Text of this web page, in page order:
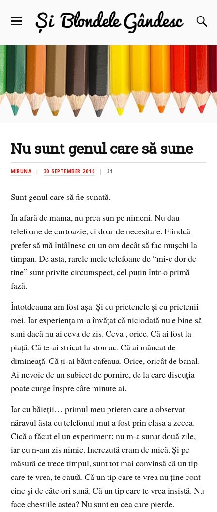
Nu sunt genul care să sune
MIRUNA 30 SEPTEMBER 2010 31
Sunt genul care să fie sunată.
În afară de mama, nu prea sun pe nimeni. Nu dau
telefoane de curtoazie, ci doar de necesitate. Fiindcă
prefer să mă întâlnesc cu un om decât să fac muşchi la
timpan. De asta, rarele mele telefoane de “mi-e dor de
tine” sunt privite circumspect, cel puţin într-o primă
fază.
Întotdeauna am fost aşa. Şi cu prietenele şi cu prietenii
mei. Iar experienţa m-a învăţat că niciodată nu e bine să
suni dacă nu ai ceva de zis. Ceva , orice. Că ai fost la
piaţă. Că te-ai stricat la stomac. Că ai mâncat de
dimineaţă. Că ţi-ai băut cafeaua. Orice, oricât de banal.
Ai nevoie de un subiect de pornire, de la care discuţia
poate curge înspre câte minute ai.
Iar cu băieţii… primul meu prieten care a observat
năravul ăsta cu telefonul mut a fost prin clasa a zecea.
Cică a făcut el un experiment: nu m-a sunat două zile,
iar eu n-am zis nimic. Încrezută eram de mică. Şi pe
măsură ce trece timpul, sunt tot mai convinsă că un tip
care te vrea, te caută. Că un tip care te vrea nu ţine cont
cine şi de câte ori sună. Că un tip care te vrea insistă. Nu
face chestiile astea? Nu sunt eu cea care pierde.